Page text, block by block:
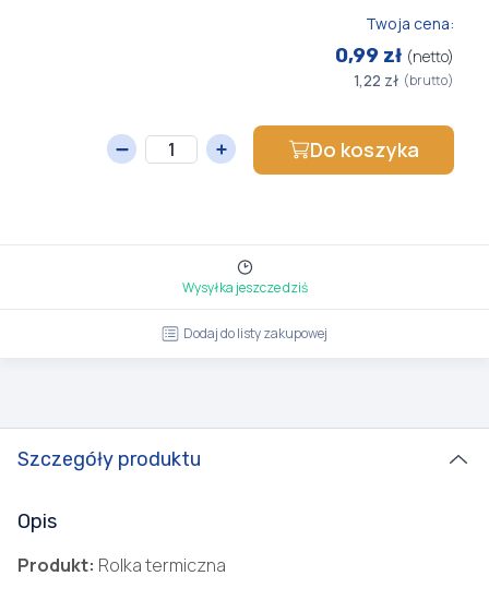
Twoja cena:
0,99 zł (netto)
1,22 zł (brutto)
Do koszyka
Wysyłka jeszcze dziś
Dodaj do listy zakupowej
Szczegóły produktu
Opis
Produkt: Rolka termiczna